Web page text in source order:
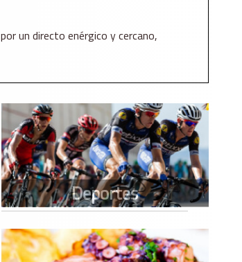
un directo enérgico y cercano,